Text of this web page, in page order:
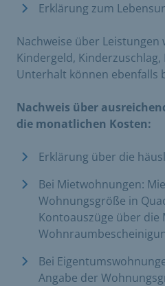
Erklärung zum
Nachweise über Leistungen
Kindergeld,
Unterhalt können ebenfalls
Nachweis über
die monatlichen Kosten:
Erklärung über die
Bei Mietwohnungen:
Wohnungsgröße in
Kontoauszüge über die
Bei
Angabe der